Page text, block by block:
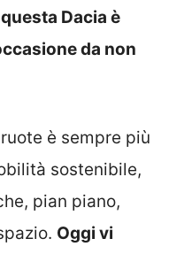
Dacia è
da non
è sempre più
sostenibile,
pian piano,
Oggi vi